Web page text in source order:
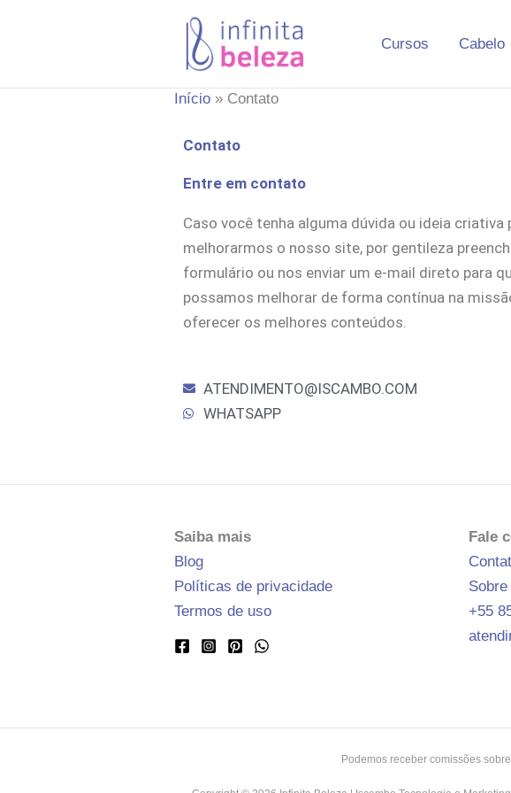
conteúdo
Cursos Cabelo
Início Contato
Contato
Entre em contato
Caso você tenha alguma dúvida ou ideia criativa
melhorarmos o nosso site, por gentileza
formulário ou nos enviar um e-mail direto para
possamos melhorar de forma contínua na
oferecer os melhores conteúdos.
ATENDIMENTO@ISCAMBO.COM
WHATSAPP
Saiba mais
Blog
Políticas de privacidade
Termos de uso
Fale
Sobre
+55
Podemos receber comissões